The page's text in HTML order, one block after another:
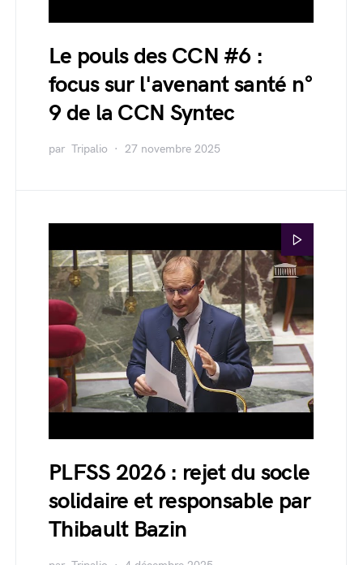
Le pouls des CCN #6 :
focus sur l'avenant santé n°
9 de la CCN Syntec
par Tripalio 27 novembre 2025
PLFSS 2026 : rejet du socle
solidaire et responsable par
Thibault Bazin